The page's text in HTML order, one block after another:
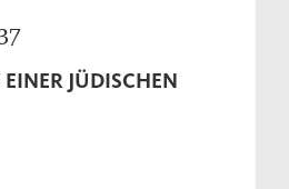
JÜDISCHEN